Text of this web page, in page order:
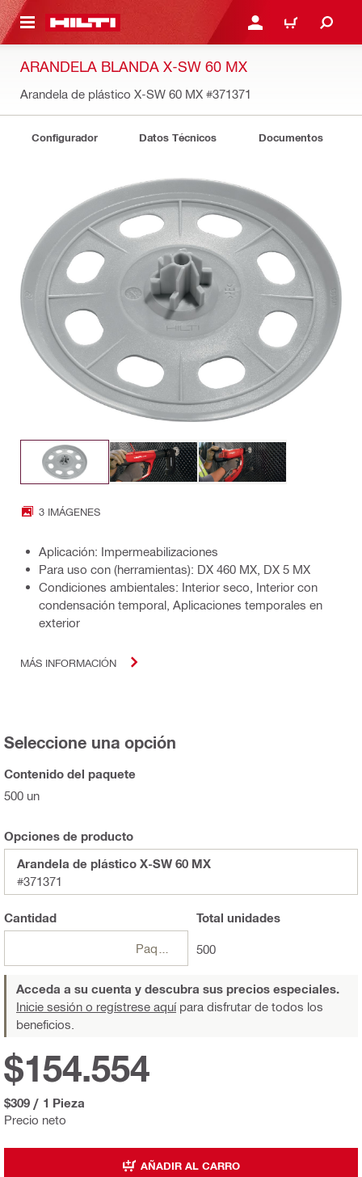
PRINCIPAL INICIE SESIÓN O
CARRITO
ARANDELA BLANDA X-SW 60 MX
Arandela de plástico X-SW 60 MX #371371
Configurador Datos Técnicos Documentos
3 IMÁGENES
Aplicación: Impermeabilizaciones
Para uso con (herramientas): DX 460 MX, DX 5 MX
Condiciones ambientales: Interior seco, Interior con
condensación temporal, Aplicaciones temporales en
exterior
MÁS INFORMACIÓN
Seleccione una opción
Contenido del paquete
500 un
Opciones de producto
Arandela de plástico X-SW 60 MX
#371371
Cantidad Total unidades
500
Acceda a su cuenta y descubra sus precios especiales.
Inicie sesión o regístrese aquípara disfrutar de todos los
beneficios.
Precio neto
$154.554
$309 / 1 Pieza
AÑADIR AL CARRO